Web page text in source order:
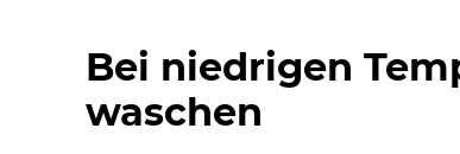
Bei niedrigen
waschen